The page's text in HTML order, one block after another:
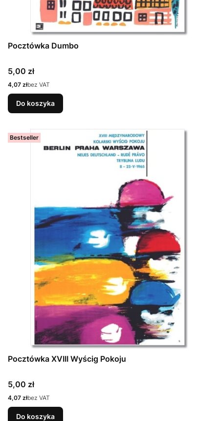
Pocztówka Dumbo
Cena
5,00 zł
Cena
4,07 złbez VAT
Do koszyka
Bestseller
Pocztówka XVIII Wyścig Pokoju
Cena
5,00 zł
Cena
4,07 złbez VAT
Do koszyka